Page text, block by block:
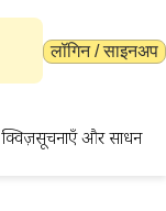
लॉगिन / साइनअप
सूचनाएँ और साधन